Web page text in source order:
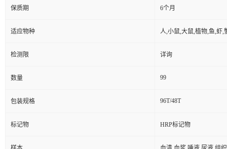
保质期 6个月
适应物种 人,小鼠,大鼠,植物,鱼,虾,
检测限 详询
数量 99
包装规格 96T/48T
标记物 HRP标记物